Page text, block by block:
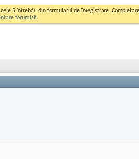
5 întrebări din formularul de înregistrare.
forumisti.